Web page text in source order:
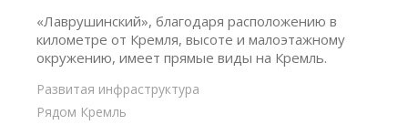
«Лаврушинский», благодаря расположению в
километре от Кремля, высоте и малоэтажному
окружению, имеет прямые виды на Кремль.
Развитая инфраструктура
Рядом Кремль